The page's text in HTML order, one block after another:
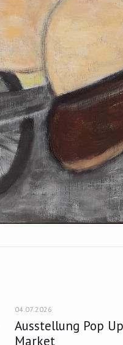
04.07.2026
Ausstellung Pop Up
Market